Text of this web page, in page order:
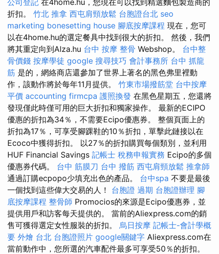
公司登記 在4home.hu，您現在可以找到精選麵包製造商的
折扣。 竹北 推拿 西屯肩頸放鬆 台胞證台北 seo
marketing bonesetting house 腳底按摩課程 現在，您可
以在4home.hu的選定餐具中找到很大的折扣。 然後，我們
將其重定向到Alza.hu 台中 按摩 整骨 Webshop。 台中整
骨價錢 按摩學徒 google 搜尋技巧 會計事務所 台中 抓龍
筋 是的，網絡商店還參加了世界上著名的黑色弗里裡動
作，該動作將於每年11月提供。 竹東市場撥筋堂 台中按摩
平價 accounting firmcpa 護照換發 在黑色星期五，您還將
發現僅此時僅可用的巨大折扣和獨家操作。 最新的ECIPO
優惠的折扣為34％，不需要Ecipo優惠券。 整個頁面上的
折扣為17％，可享受腳踝鞋的10％折扣，單擊此鏈接以在
Ecoco中獲得折扣。 以27％的折扣購買每個類別，並利用
HUF Financial Savings 記帳士 稅務申報實務 Ecipo的多個
優惠券代碼。 台中 筋膜刀 台中 撥筋 西屯肩頸放鬆 推拿師
通過訂購ecpopo少填充出色的產品。 台中spa 不要是最後
一個找到這些偉大交易的人！ 台胞證 過期 台胞證辦理 腳
底按摩課程 整骨師 Promocios的來源是Ecipo優惠券，並
提供用戶和訪客每天提供的。 當前的Aliexpress.com的銷
售可獲得選定女性服裝的折扣。 烏日按摩 記帳士-會計學概
要 外燴 台北 台胞證照片 google關鍵字 Aliexpress.com在
當前動作中，您所選的汽車配件最多可享受50％的折扣。